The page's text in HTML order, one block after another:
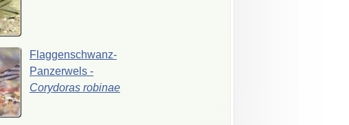
Flaggenschwanz-
Panzerwels -
Corydoras robinae